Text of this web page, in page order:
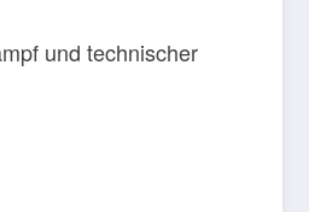
und technischer